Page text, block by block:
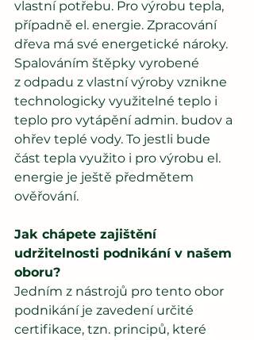
vlastní potřebu. Pro výrobu tepla,
případně el. energie. Zpracování
dřeva má své energetické nároky.
Spalováním štěpky vyrobené
z odpadu z vlastní výroby vznikne
technologicky využitelné teplo i
teplo pro vytápění admin. budov a
ohřev teplé vody. To jestli bude
část tepla využito i pro výrobu el.
energie je ještě předmětem
ověřování.
Jak chápete zajištění
udržitelnosti podnikání v našem
oboru?
Jedním z nástrojů pro tento obor
podnikání je zavedení určité
certifikace, tzn. principů, které